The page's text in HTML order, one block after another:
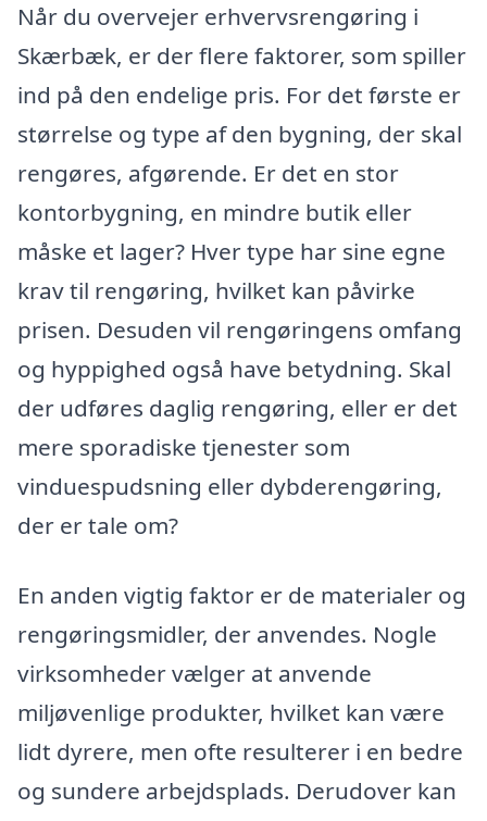
Når du overvejer erhvervsrengøring i
Skærbæk, er der flere faktorer, som spiller
ind på den endelige pris. For det første er
størrelse og type af den bygning, der skal
rengøres, afgørende. Er det en stor
kontorbygning, en mindre butik eller
måske et lager? Hver type har sine egne
krav til rengøring, hvilket kan påvirke
prisen. Desuden vil rengøringens omfang
og hyppighed også have betydning. Skal
der udføres daglig rengøring, eller er det
mere sporadiske tjenester som
vinduespudsning eller dybderengøring,
der er tale om?
En anden vigtig faktor er de materialer og
rengøringsmidler, der anvendes. Nogle
virksomheder vælger at anvende
miljøvenlige produkter, hvilket kan være
lidt dyrere, men ofte resulterer i en bedre
og sundere arbejdsplads. Derudover kan